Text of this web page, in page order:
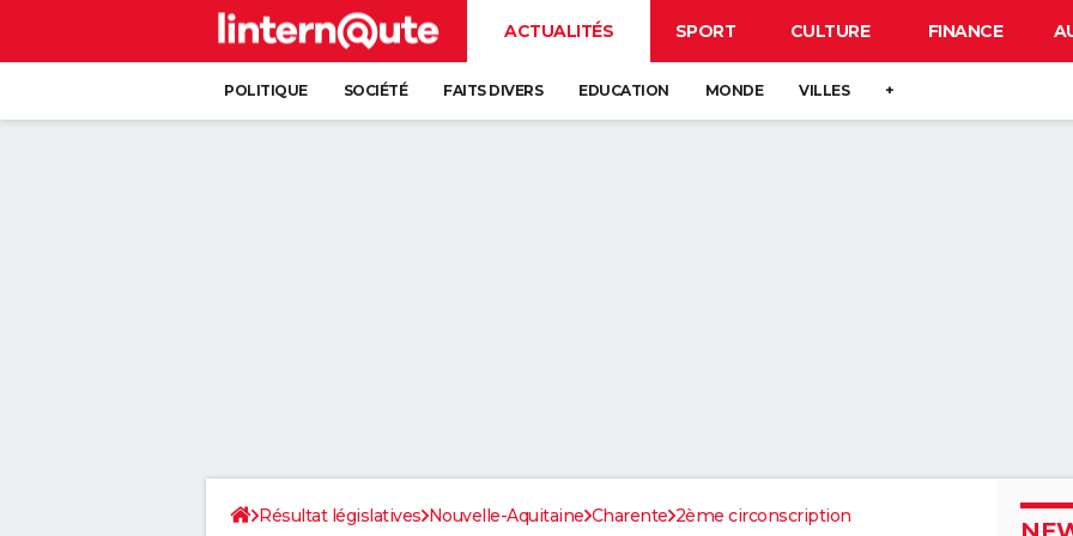
ACTUALITÉS SPORT CULTURE FINANCE
POLITIQUE SOCIÉTÉ FAITS DIVERS EDUCATION MONDE VILLES +
Résultat législatives Nouvelle-Aquitaine Charente 2ème circonscription